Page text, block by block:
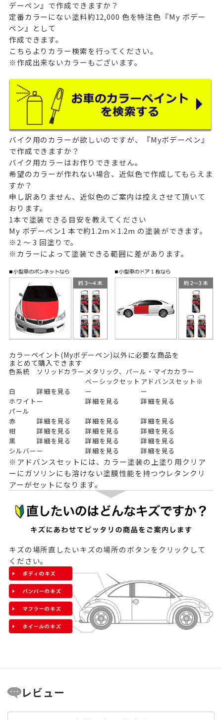
デーペン』で作成できますか？
定番カラーにない塗料約12,000 色を特注色『My ボデー
ペン』として
作成できます。
こちら よりカラー検索を行ってください。
※作成出来ないカラーもございます。
バイク用のカラーが欲しいのですが、『Myボデーペン』
で作成できますか？
バイク用カラーはお作りできません。
希望のカラーが作れない場合、近似色で作成してもらえま
すか？
申し訳ありません、近似色のご案内は控えさせて頂いて
おります。
1本で塗装できる目安を教えてください
My ボデーペン1 本で約1.2m×1.2m の塗装ができます。
※2 ～ 3 回塗りで。
※カラーによって塗装できる範囲に差があります。
カラーペイント(Myボデーペン)以外に必要な商品を
まとめて購入できます
色系統 ソリッドカラー メタリック、パール・マイカカラー
ベーシックセット アドバンスセット※
白
詳細を見る ー
ー
ホワイト
パール
ー 詳細を見る 詳細を見る
赤 詳細を見る 詳細を見る
詳細を見る
紺
詳細を見る 詳細を見る
詳細を見る
黒
詳細を見る 詳細を見る
詳細を見る
シルバーー 詳細を見る 詳細を見る
※アドバンスセットには、カラー塗装の上塗り用クリア
ーにガソリンにも溶けない塗膜性能を持つウレタンクリ
アーがセットになります。
キズの場所直したいキズの場所のボタンをクリックして
ください。
レビュー